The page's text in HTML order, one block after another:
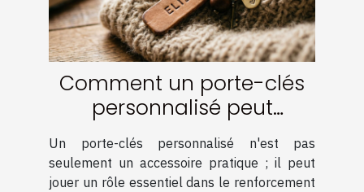
Comment un porte-clés
personnalisé peut
renforcer les liens ?
Un porte-clés personnalisé n'est pas
seulement un accessoire pratique ; il peut
jouer un rôle essentiel dans le renforcement